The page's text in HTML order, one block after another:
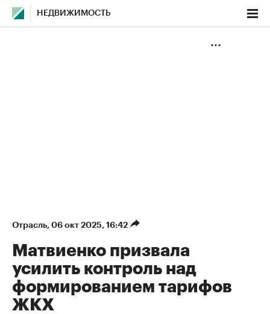
НЕДВИЖИМОСТЬ
Отрасль⁠, 06 окт 2025, 16:42
Матвиенко призвала
усилить контроль над
формированием тарифов
ЖКХ